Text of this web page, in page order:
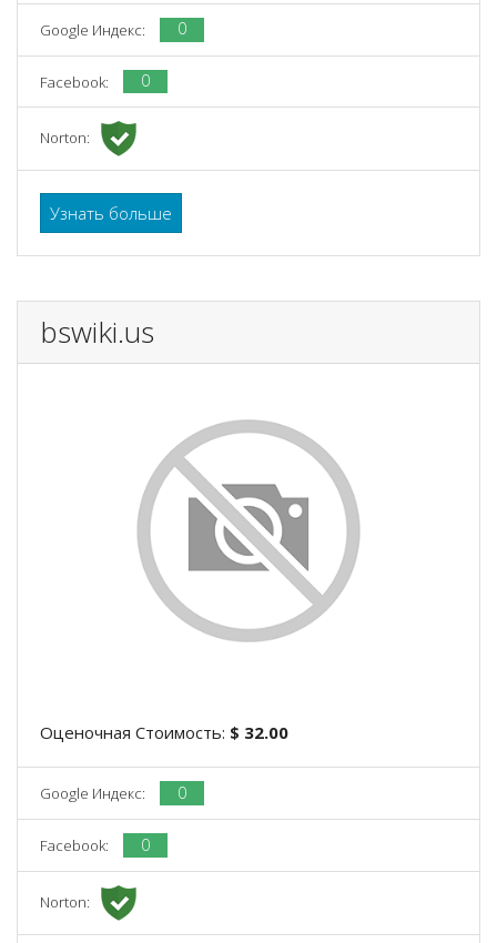
Google Индекс: 0
Facebook: 0
Norton:
Узнать больше
bswiki.us
Оценочная Стоимость: $ 32.00
Google Индекс: 0
Facebook: 0
Norton: